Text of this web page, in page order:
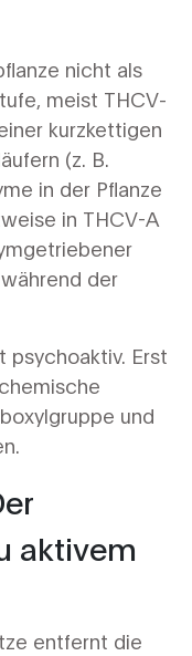
nicht als
meist THCV-
kurzkettigen
(z. B.
in der Pflanze
in THCV-A
der
psychoaktiv. Erst
und
aktivem
entfernt die